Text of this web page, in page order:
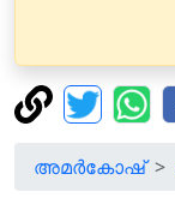
അമർകോഷ്